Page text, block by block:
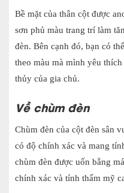
Bề mặt của thân cột được
sơn phủ màu trang trí làm
đèn. Bên cạnh đó, bạn có
theo màu mà mình yêu
thủy của gia chủ.
Về chùm đèn
Chùm đèn của cột đèn sân
có độ chính xác và mang
chùm đèn được uốn bằng
chính xác và tính thẩm mỹ